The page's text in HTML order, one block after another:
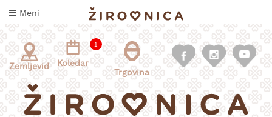
na
Meni
Zemljevid
1
Koledar
Trgovina